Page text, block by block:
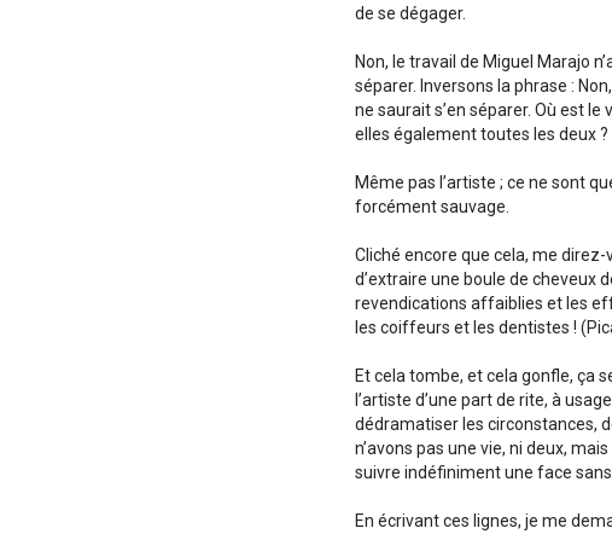
de se dégager.
Non, le travail de Miguel Marajo
séparer. Inversons la phrase :
ne saurait s’en séparer. Où est
elles également toutes les deux
Même pas l’artiste ; ce ne sont
forcément sauvage.
Cliché encore que cela, me direz-
d’extraire une boule de cheveux
revendications affaiblies et les
les coiffeurs et les dentistes !
Et cela tombe, et cela gonfle, ça
l’artiste d’une part de rite, à
dédramatiser les circonstances,
n’avons pas une vie, ni deux,
suivre indéfiniment une face sans
En écrivant ces lignes, je me